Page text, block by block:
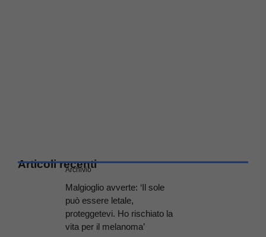
Articoli recenti
Archivio
Malgioglio avverte: ‘Il sole
può essere letale,
proteggetevi. Ho rischiato la
vita per il melanoma’